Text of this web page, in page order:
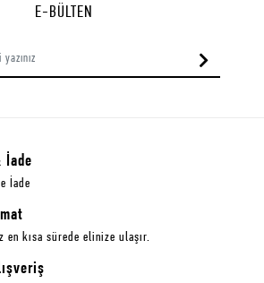
E-BÜLTEN
İade
İade
en kısa sürede elinize ulaşır.